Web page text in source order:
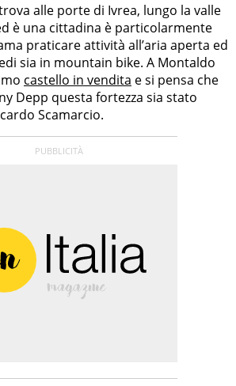
alle porte di Ivrea, lungo la valle
è una cittadina è particolarmente
praticare attività all’aria aperta ed
sia in mountain bike. A Montaldo
castello in vendita e si pensa che
Depp questa fortezza sia stato
Scamarcio.